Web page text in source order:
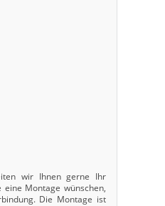
wir Ihnen gerne Ihr
Montage wünschen,
Die Montage ist